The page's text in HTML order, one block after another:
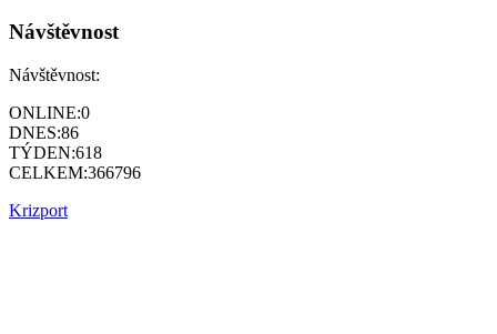
Návštěvnost
Návštěvnost:
ONLINE:0
DNES:86
TÝDEN:618
CELKEM:366796
Krizport